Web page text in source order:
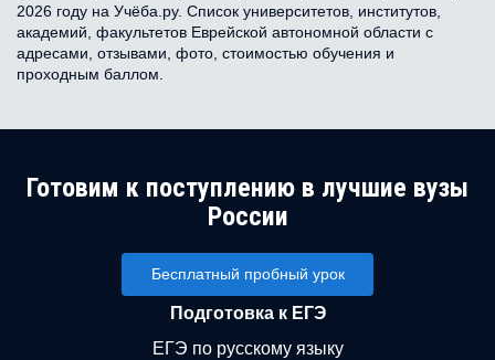
2026 году на Учёба.ру. Список университетов, институтов,
академий, факультетов Еврейской автономной области с
адресами, отзывами, фото, стоимостью обучения и
проходным баллом.
Готовим к поступлению в лучшие вузы
России
Бесплатный пробный урок
Подготовка к ЕГЭ
ЕГЭ по русскому языку